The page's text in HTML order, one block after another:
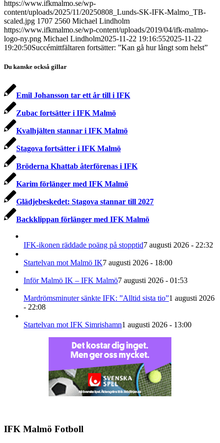
https://www.ifkmalmo.se/wp-
content/uploads/2025/11/20250808_Lunds-SK-IFK-Malmo_TB-
scaled.jpg 1707 2560 Michael Lindholm
https://www.ifkmalmo.se/wp-content/uploads/2019/04/ifk-malmo-
logo-ny.png Michael Lindholm2025-11-22 19:16:552025-11-22
19:20:50Succémittfältaren fortsätter: ”Kan gå hur långt som helst”
Du kanske också gillar
Emil Johansson tar ett år till i IFK
Zubac fortsätter i IFK Malmö
Kvalhjälten stannar i IFK Malmö
Stagova fortsätter i IFK Malmö
Bröderna Khattab återförenas i IFK
Karim förlänger med IFK Malmö
Glädjebeskedet: Stagova stannar till 2027
Backklippan förlänger med IFK Malmö
IFK-ikonen räddade poäng på stopptid7 augusti 2026 - 22:32
Startelvan mot Malmö IK7 augusti 2026 - 18:00
Inför Malmö IK – IFK Malmö7 augusti 2026 - 01:53
Mardrömsminuter sänkte IFK: ”Alltid sista tio”1 augusti 2026
- 22:08
Startelvan mot IFK Simrishamn1 augusti 2026 - 13:00
IFK Malmö Fotboll